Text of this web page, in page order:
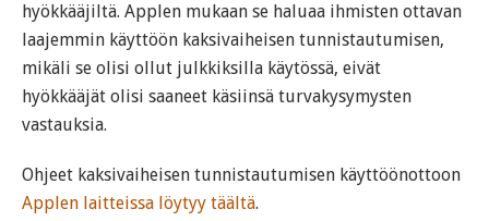
hyökkääjiltä. Applen mukaan se haluaa ihmisten ottavan
laajemmin käyttöön kaksivaiheisen tunnistautumisen,
mikäli se olisi ollut julkkiksilla käytössä, eivät
hyökkääjät olisi saaneet käsiinsä turvakysymysten
vastauksia.
Ohjeet kaksivaiheisen tunnistautumisen käyttöönottoon
Applen laitteissa löytyy täältä.